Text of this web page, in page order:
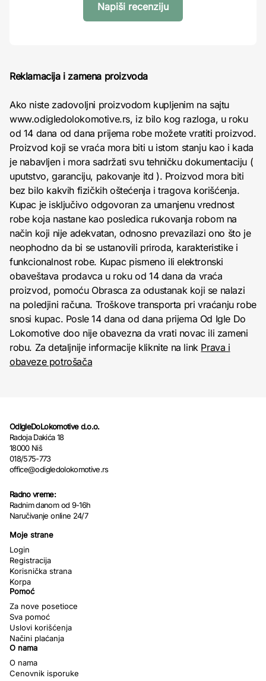
Napiši recenziju
Reklamacija i zamena proizvoda
Ako niste zadovoljni proizvodom kupljenim na sajtu
www.odigledolokomotive.rs, iz bilo kog razloga, u roku
od 14 dana od dana prijema robe možete vratiti proizvod.
Proizvod koji se vraća mora biti u istom stanju kao i kada
je nabavljen i mora sadržati svu tehničku dokumentaciju (
uputstvo, garanciju, pakovanje itd ). Proizvod mora biti
bez bilo kakvih fizičkih oštećenja i tragova korišćenja.
Kupac je isključivo odgovoran za umanjenu vrednost
robe koja nastane kao posledica rukovanja robom na
način koji nije adekvatan, odnosno prevazilazi ono što je
neophodno da bi se ustanovili priroda, karakteristike i
funkcionalnost robe. Kupac pismeno ili elektronski
obaveštava prodavca u roku od 14 dana da vraća
proizvod, pomoću Obrasca za odustanak koji se nalazi
na poledjini računa. Troškove transporta pri vraćanju robe
snosi kupac. Posle 14 dana od dana prijema Od Igle Do
Lokomotive doo nije obavezna da vrati novac ili zameni
robu. Za detaljnije informacije kliknite na link Prava i
obaveze potrošača
OdIgleDoLokomotive d.o.o.
Radoja Dakića 18
18000 Niš
018/575-773
office@odigledolokomotive.rs
Radno vreme:
Radnim danom od 9-16h
Naručivanje online 24/7
Moje strane
Login
Registracija
Korisnička strana
Korpa
Pomoć
Za nove posetioce
Sva pomoć
Uslovi korišćenja
Načini plaćanja
O nama
O nama
Cenovnik isporuke